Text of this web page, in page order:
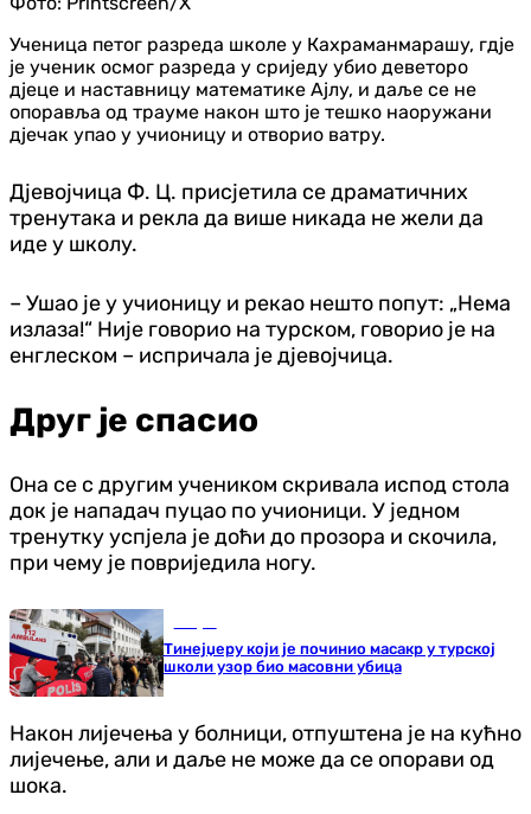
Ученица петог разреда школе у Кахраманмарашу, гдје
је ученик осмог разреда у сриједу убио деветоро
дјеце и наставницу математике Ајлу, и даље се не
опоравља од трауме након што је тешко наоружани
дјечак упао у учионицу и отворио ватру.
Дјевојчица Ф. Ц. присјетила се драматичних
тренутака и рекла да више никада не жели да
иде у школу.
– Ушао је у учионицу и рекао нешто попут: „Нема
излаза!“ Није говорио на турском, говорио је на
енглеском – испричала је дјевојчица.
Друг је спасио
Она се с другим учеником скривала испод стола
док је нападач пуцао по учионици. У једном
тренутку успјела је доћи до прозора и скочила,
при чему је повриједила ногу.
Тинејџеру који је починио масакр у турској
школи узор био масовни убица
Након лијечења у болници, отпуштена је на кућно
лијечење, али и даље не може да се опорави од
шока.